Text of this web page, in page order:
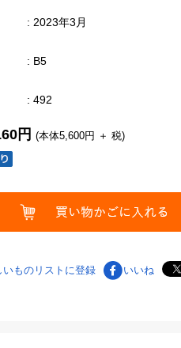
: 2023年3月
: B5
: 492
円 (本体5,600円 ＋ 税)
いものリストに登録 いいね